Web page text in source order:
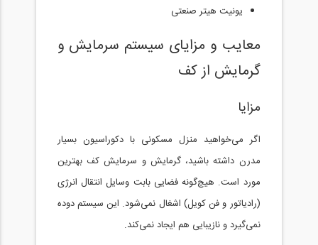
یونیت هیتر صنعتی
معایب و مزایای سیستم سرمایش و
گرمایش از کف
مزایا
اگر می‌خواهید منزل مسکونی با دکوراسیون بسیار
مدرن داشته باشید، گرمایش و سرمایش کف بهترین
مورد است. هیچ‌گونه فضایی بابت وسایل انتقال انرژی
(رادیاتور و فن کویل) اشغال نمی‌شود. این سیستم دوده
نمی‌گیرد و نازیبایی هم ایجاد نمی‌کند.